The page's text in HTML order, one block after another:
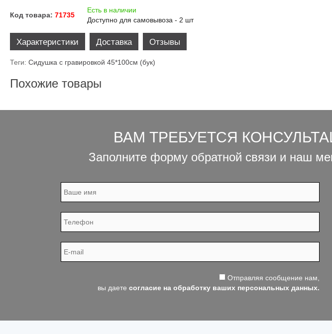
Код товара: 71735
Есть в наличии
Доступно для самовывоза - 2 шт
Характеристики Доставка Отзывы
Теги: Сидушка с гравировкой 45*100см (бук)
Похожие товары
ВАМ ТРЕБУЕТСЯ
Заполните форму обратной связи и наш
Отправляя сообщение нам,
вы даете согласие на обработку ваших персональных данных.